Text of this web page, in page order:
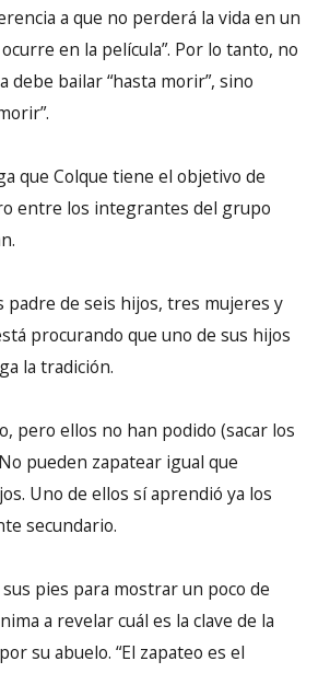
a que no perderá la vida en un
en la película”. Por lo tanto, no
debe bailar “hasta morir”, sino
que Colque tiene el objetivo de
entre los integrantes del grupo
padre de seis hijos, tres mujeres y
procurando que uno de sus hijos
la tradición.
pero ellos no han podido (sacar los
pueden zapatear igual que
Uno de ellos sí aprendió ya los
secundario.
pies para mostrar un poco de
a revelar cuál es la clave de la
su abuelo. “El zapateo es el